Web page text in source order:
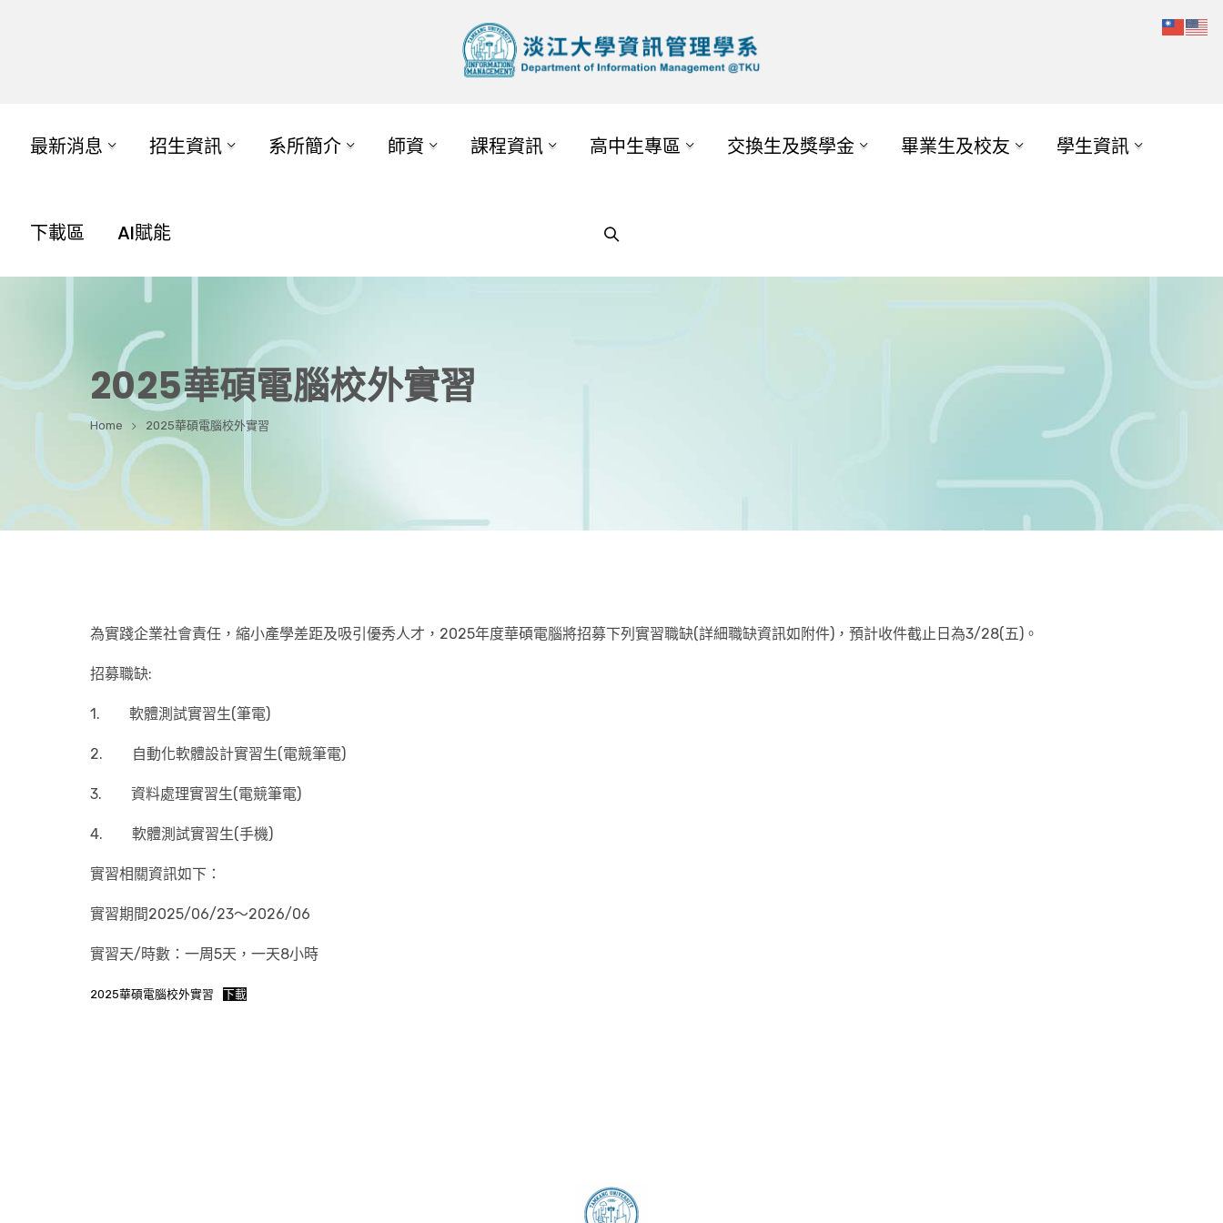
最新消息 招生資訊 系所簡介 師資 課程資訊 高中生專區 交換生及獎學金 畢業生及校友 學生資訊
下載區 AI賦能
2025華碩電腦校外實習
Home 2025華碩電腦校外實習
為實踐企業社會責任，縮小產學差距及吸引優秀人才，2025年度華碩電腦將招募下列實習職缺(詳細職缺資訊如附件)，預計收件截止日為3/28(五)。
招募職缺:
1. 軟體測試實習生(筆電)
2. 自動化軟體設計實習生(電競筆電)
3. 資料處理實習生(電競筆電)
4. 軟體測試實習生(手機)
實習相關資訊如下：
實習期間2025/06/23～2026/06
實習天/時數：一周5天，一天8小時
2025華碩電腦校外實習 下載